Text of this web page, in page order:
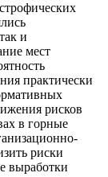
и
мест
практически
рисков
в горные
риски
выработки